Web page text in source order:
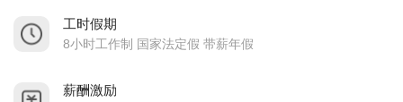
工时假期
8小时工作制 国家法定假 带薪年假
薪酬激励